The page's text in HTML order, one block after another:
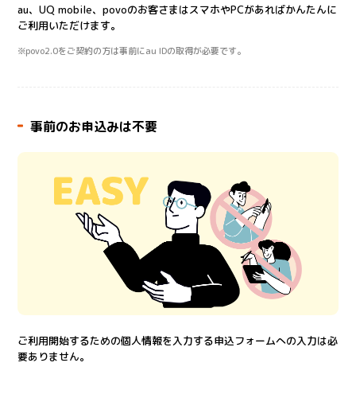
au、UQ mobile、povoのお客さまはスマホやPCがあればかんたんに
ご利用いただけます。
※povo2.0をご契約の方は事前にau IDの取得が必要です。
事前のお申込みは不要
ご利用開始するための個人情報を入力する申込フォームへの入力は必
要ありません。